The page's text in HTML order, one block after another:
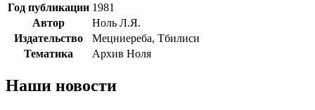
Год публикации 1981
Автор
Ноль Л.Я.
Издательство
Мецниереба, Тбилиси
Тематика
Архив Ноля
Наши новости